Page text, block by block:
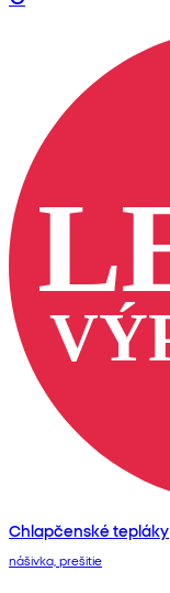
Chlapčenské tepláky
nášivka, prešitie